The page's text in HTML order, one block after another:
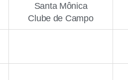
Santa Mônica
Clube de Campo